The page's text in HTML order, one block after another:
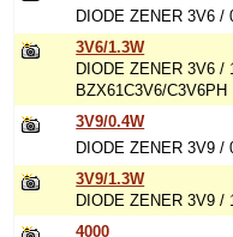
DIODE ZENER 3V6 /
3V6/1.3W
DIODE ZENER 3V6 /
BZX61C3V6/C3V6PH
3V9/0.4W
DIODE ZENER 3V9 /
3V9/1.3W
DIODE ZENER 3V9 /
4000